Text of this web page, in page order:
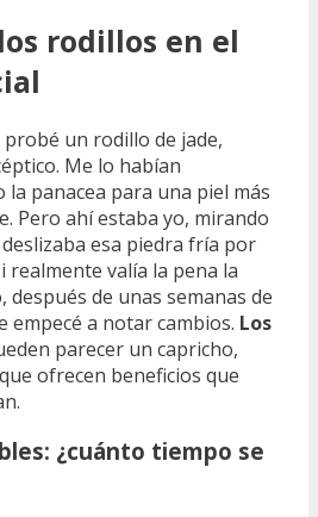
rodillos en el
un rodillo de jade,
Me lo habían
la panacea para una piel más
Pero ahí estaba yo, mirando
esa piedra fría por
realmente valía la pena la
después de unas semanas de
empecé a notar cambios. Los
parecer un capricho,
ofrecen beneficios que
¿cuánto tiempo se